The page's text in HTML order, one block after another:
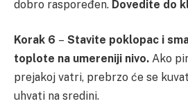
dobro raspoređen. Dovedite do
Korak 6 – Stavite poklopac i
toplote na umereniji nivo. Ako
prejakoj vatri, prebrzo će se
uhvati na sredini.